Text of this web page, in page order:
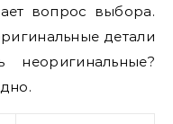
вопрос выбора.
детали